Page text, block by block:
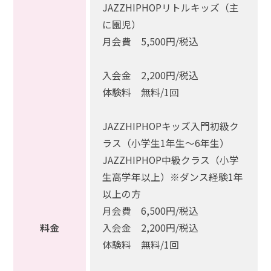
料金
JAZZHIPHOPリトルキッズ（主
に園児）
月会費 5,500円/税込
入会金 2,200円/税込
体験料 無料/1回
JAZZHIPHOPキッズ入門初級ク
ラス（小学生1年生～6年生）
JAZZHIPHOP中級クラス（小学
生高学年以上）※ダンス経験1年
以上の方
月会費 6,500円/税込
入会金 2,200円/税込
体験料 無料/1回